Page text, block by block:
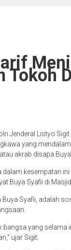
Tokoh
Jenderal Listyo
yang
akrab disapa Buya
dalam kesempatan
Buya Syafii di
Syafii, adalah
bangsa yang
ujar Sigit.